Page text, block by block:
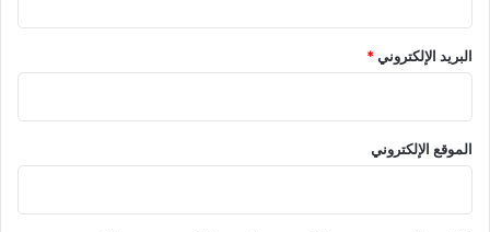
البريد الإلكتروني*
الموقع الإلكتروني